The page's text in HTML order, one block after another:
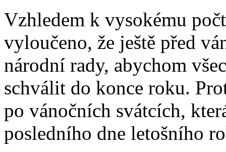
Vzhledem k vysokému
vyloučeno, že ještě před
národní rady, abychom
schválit do konce roku.
po vánočních svátcích,
posledního dne letošního